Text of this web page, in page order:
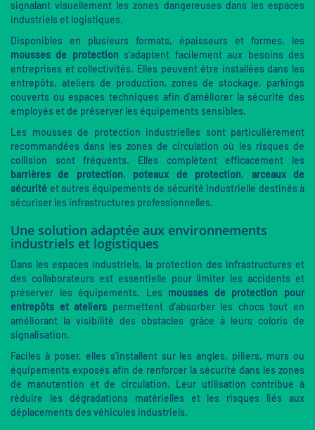
signalant visuellement les zones dangereuses dans les espaces
industriels et logistiques.
Disponibles en plusieurs formats, épaisseurs et formes, les
mousses de protections’adaptent facilement aux besoins des
entreprises et collectivités. Elles peuvent être installées dans les
entrepôts, ateliers de production, zones de stockage, parkings
couverts ou espaces techniques afin d’améliorer la sécurité des
employés et de préserver les équipements sensibles.
Les mousses de protection industrielles sont particulièrement
recommandées dans les zones de circulation où les risques de
collision sont fréquents. Elles complètent efficacement les
barrières de protection, poteaux de protection, arceaux de
sécurité et autres équipements de sécurité industrielle destinés à
sécuriser les infrastructures professionnelles.
Une solution adaptée aux environnements
industriels et logistiques
Dans les espaces industriels, la protection des infrastructures et
des collaborateurs est essentielle pour limiter les accidents et
préserver les équipements. Les mousses de protection pour
entrepôts et ateliers permettent d’absorber les chocs tout en
améliorant la visibilité des obstacles grâce à leurs coloris de
signalisation.
Faciles à poser, elles s’installent sur les angles, piliers, murs ou
équipements exposés afin de renforcer la sécurité dans les zones
de manutention et de circulation. Leur utilisation contribue à
réduire les dégradations matérielles et les risques liés aux
déplacements des véhicules industriels.